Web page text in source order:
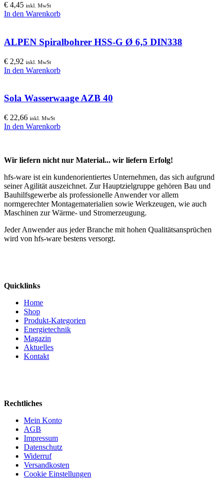
€ 4,45 inkl. MwSt
In den Warenkorb
ALPEN Spiralbohrer HSS-G Ø 6,5 DIN338
€ 2,92 inkl. MwSt
In den Warenkorb
Sola Wasserwaage AZB 40
€ 22,66 inkl. MwSt
In den Warenkorb
Wir liefern nicht nur Material... wir liefern Erfolg!
hfs-ware ist ein kundenorientiertes Unternehmen, das sich aufgrund
seiner Agilität auszeichnet. Zur Hauptzielgruppe gehören Bau und
Bauhilfsgewerbe als professionelle Anwender vor allem
normgerechter Montagematerialien sowie Werkzeugen, wie auch
Maschinen zur Wärme- und Stromerzeugung.
Jeder Anwender aus jeder Branche mit hohen Qualitätsansprüchen
wird von hfs-ware bestens versorgt.
Quicklinks
Home
Shop
Produkt-Kategorien
Energietechnik
Magazin
Aktuelles
Kontakt
Rechtliches
Mein Konto
AGB
Impressum
Datenschutz
Widerruf
Versandkosten
Cookie Einstellungen